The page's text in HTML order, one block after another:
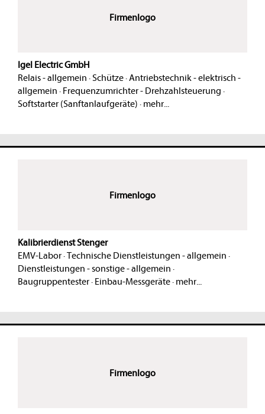
Firmenlogo
Igel Electric GmbH
Relais - allgemein · Schütze·Antriebstechnik - elektrisch -
allgemein · Frequenzumrichter - Drehzahlsteuerung ·
Softstarter (Sanftanlaufgeräte) · mehr...
Firmenlogo
Kalibrierdienst Stenger
EMV-Labor·Technische Dienstleistungen - allgemein ·
Dienstleistungen - sonstige - allgemein ·
Baugruppentester· Einbau-Messgeräte· mehr...
Firmenlogo